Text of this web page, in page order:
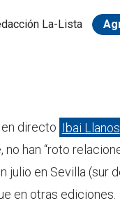
La-Lista
directo Ibai Llanos
han “roto
julio en Sevilla (sur
en otras ediciones.